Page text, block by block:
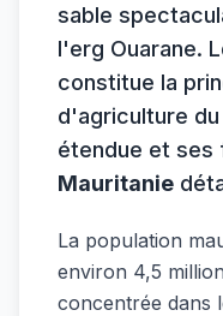
sable
l'erg Ouarane.
constitue la
d'agriculture du
étendue et ses
Mauritanie
La population
environ 4,5
concentrée dans